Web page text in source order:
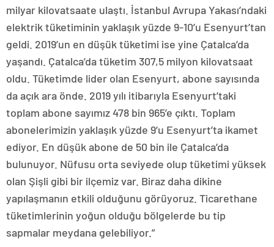
milyar kilovatsaate ulaştı. İstanbul Avrupa Yakası’ndaki
elektrik tüketiminin yaklaşık yüzde 9-10’u Esenyurt’tan
geldi. 2019’un en düşük tüketimi ise yine Çatalca’da
yaşandı. Çatalca’da tüketim 307,5 milyon kilovatsaat
oldu. Tüketimde lider olan Esenyurt, abone sayısında
da açık ara önde. 2019 yılı itibarıyla Esenyurt’taki
toplam abone sayımız 478 bin 965’e çıktı. Toplam
abonelerimizin yaklaşık yüzde 9’u Esenyurt’ta ikamet
ediyor. En düşük abone de 50 bin ile Çatalca’da
bulunuyor. Nüfusu orta seviyede olup tüketimi yüksek
olan Şişli gibi bir ilçemiz var. Biraz daha dikine
yapılaşmanın etkili olduğunu görüyoruz. Ticarethane
tüketimlerinin yoğun olduğu bölgelerde bu tip
sapmalar meydana gelebiliyor.”